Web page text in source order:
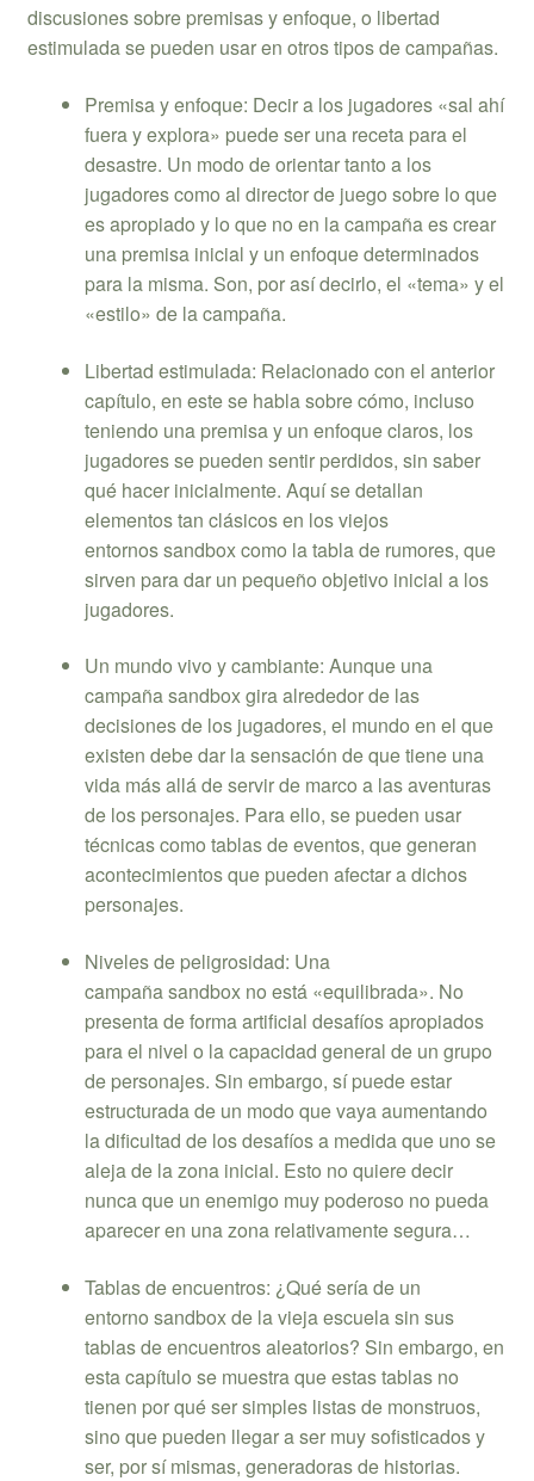
discusiones sobre premisas y enfoque, o libertad
estimulada se pueden usar en otros tipos de campañas.
Premisa y enfoque: Decir a los jugadores «sal ahí
fuera y explora» puede ser una receta para el
desastre. Un modo de orientar tanto a los
jugadores como al director de juego sobre lo que
es apropiado y lo que no en la campaña es crear
una premisa inicial y un enfoque determinados
para la misma. Son, por así decirlo, el «tema» y el
«estilo» de la campaña.
Libertad estimulada: Relacionado con el anterior
capítulo, en este se habla sobre cómo, incluso
teniendo una premisa y un enfoque claros, los
jugadores se pueden sentir perdidos, sin saber
qué hacer inicialmente. Aquí se detallan
elementos tan clásicos en los viejos
entornos sandbox como la tabla de rumores, que
sirven para dar un pequeño objetivo inicial a los
jugadores.
Un mundo vivo y cambiante: Aunque una
campaña sandbox gira alrededor de las
decisiones de los jugadores, el mundo en el que
existen debe dar la sensación de que tiene una
vida más allá de servir de marco a las aventuras
de los personajes. Para ello, se pueden usar
técnicas como tablas de eventos, que generan
acontecimientos que pueden afectar a dichos
personajes.
Niveles de peligrosidad: Una
campaña sandbox no está «equilibrada». No
presenta de forma artificial desafíos apropiados
para el nivel o la capacidad general de un grupo
de personajes. Sin embargo, sí puede estar
estructurada de un modo que vaya aumentando
la dificultad de los desafíos a medida que uno se
aleja de la zona inicial. Esto no quiere decir
nunca que un enemigo muy poderoso no pueda
aparecer en una zona relativamente segura…
Tablas de encuentros: ¿Qué sería de un
entorno sandbox de la vieja escuela sin sus
tablas de encuentros aleatorios? Sin embargo, en
esta capítulo se muestra que estas tablas no
tienen por qué ser simples listas de monstruos,
sino que pueden llegar a ser muy sofisticados y
ser, por sí mismas, generadoras de historias.